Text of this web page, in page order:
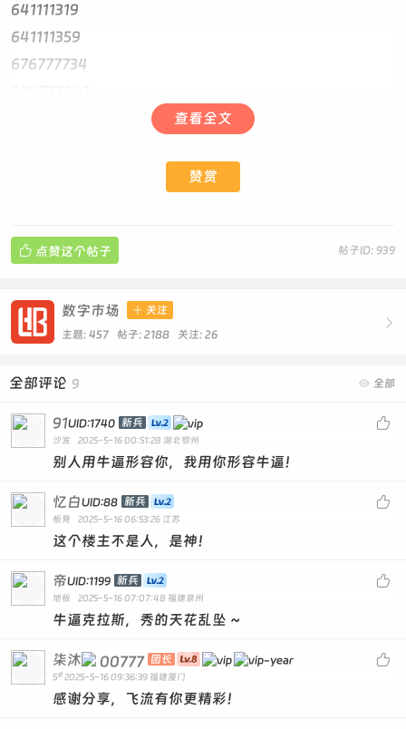
641111319
641111359
676777734
查看全文
赞赏
帖子ID: 939
 点赞这个帖子

数字市场  关注
主题: 457 帖子: 2188 关注: 26
 全部
全部评论 9

91UID:1740 新兵
沙发 2025-5-16 00:51:28 湖北鄂州
别人用牛逼形容你，我用你形容牛逼！

忆白UID:88 新兵
板凳 2025-5-16 06:53:26 江苏
这个楼主不是人，是神！

帝UID:1199 新兵
地板 2025-5-16 07:07:48 福建泉州
牛逼克拉斯，秀的天花乱坠 ~

柒沐 00777 团长
5# 2025-5-16 09:36:39 福建厦门
感谢分享，飞流有你更精彩！